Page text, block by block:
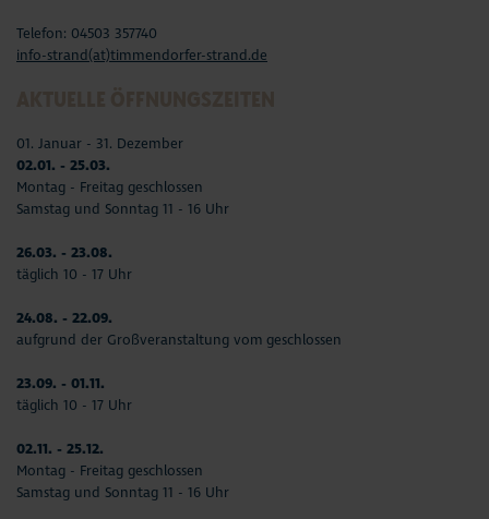
Telefon: 04503 357740
info-strand(at)timmendorfer-strand.de
01. Januar - 31. Dezember
02.01. - 25.03.
Montag - Freitag geschlossen
Samstag und Sonntag 11 - 16 Uhr
26.03. - 23.08.
täglich 10 - 17 Uhr
24.08. - 22.09.
aufgrund der Großveranstaltung vom geschlossen
23.09. - 01.11.
täglich 10 - 17 Uhr
02.11. - 25.12.
Montag - Freitag geschlossen
Samstag und Sonntag 11 - 16 Uhr